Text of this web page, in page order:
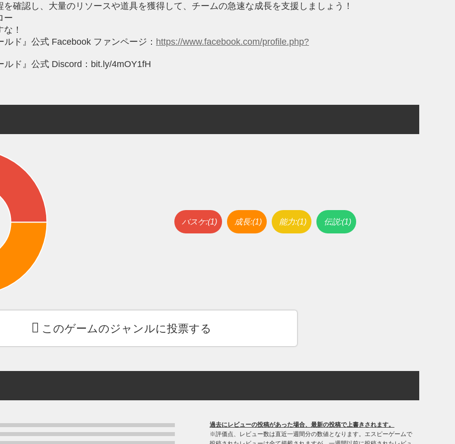
確認し、大量のリソースや道具を獲得して、チームの急速な成長を支援しましょう！
ー
！
ルド』公式 Facebook ファンページ： https://www.facebook.com/profile.php?
ルド』公式 Discord：bit.ly/4mOY1fH
バスケ:(1) 成長:(1) 能力:(1) 伝説:(1)
このゲームのジャンルに投票する
過去にレビューの投稿があった場合、最新の投稿で上書きされます。
※評価点、レビュー数は直近一週間分の数値となります。エスピーゲームで